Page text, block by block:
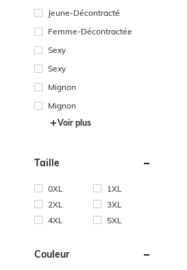
Jeune-Décontracté
Femme-Décontractée
Sexy
Sexy
Mignon
Mignon
Voir plus
Taille
0XL
1XL
2XL
3XL
4XL
5XL
Couleur